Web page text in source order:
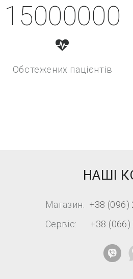
15000000
Обстежених пацієнтів
НАШІ
Магазин: +38 (096)
Сервіс:
+38 (066)